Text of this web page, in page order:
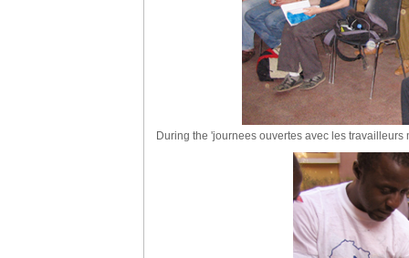
During the 'journees ouvertes avec les